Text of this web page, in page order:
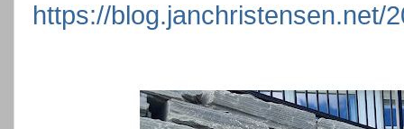
https://blog.janchristensen.net/